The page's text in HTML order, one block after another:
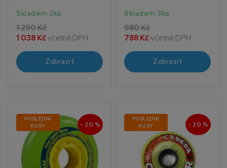
Skladem 2ks
1 290 Kč
1 038 Kčvčetně DPH
Zobrazit
Skladem 3ks
980 Kč
788 Kčvčetně DPH
Zobrazit
POSLEDNÍ
KUSY
- 20 %
POSLEDNÍ
KUSY
- 20 %